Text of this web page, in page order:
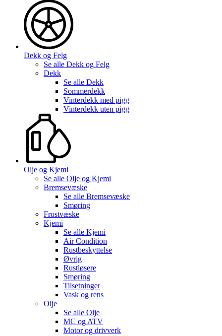
Dekk og Felg
Se alle Dekk og Felg
Dekk
Se alle Dekk
Sommerdekk
Vinterdekk med pigg
Vinterdekk uten pigg
Olje og Kjemi
Se alle Olje og Kjemi
Bremsevæske
Se alle Bremsevæske
Smøring
Frostvæske
Kjemi
Se alle Kjemi
Air Condition
Rustbeskyttelse
Øvrig
Rustløsere
Smøring
Tilsetninger
Vask og rens
Olje
Se alle Olje
MC og ATV
Motor og drivverk